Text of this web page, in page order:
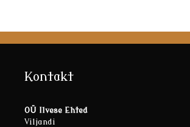
Kontakt
OÜ Ilvese Ehted
Viljandi